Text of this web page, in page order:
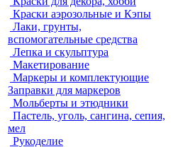
Краски аэрозольные и Кэпы
Лаки, грунты,
вспомогательные средства
Лепка и скульптура
Макетирование
Маркеры и комплектующие
Заправки для маркеров
Мольберты и этюдники
Пастель, уголь, сангина, сепия,
мел
Рукоделие